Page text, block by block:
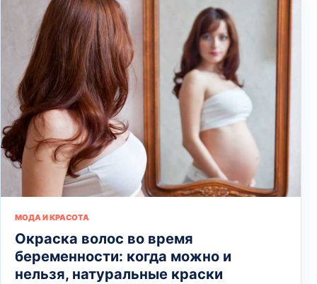
МОДА И КРАСОТА
Окраска волос во время
беременности: когда можно и
нельзя, натуральные краски